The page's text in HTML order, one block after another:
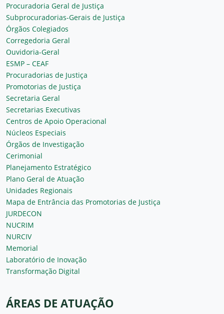
Procuradoria Geral de Justiça
Subprocuradorias-Gerais de Justiça
Órgãos Colegiados
Corregedoria Geral
Ouvidoria-Geral
ESMP – CEAF
Procuradorias de Justiça
Promotorias de Justiça
Secretaria Geral
Secretarias Executivas
Centros de Apoio Operacional
Núcleos Especiais
Órgãos de Investigação
Cerimonial
Planejamento Estratégico
Plano Geral de Atuação
Unidades Regionais
Mapa de Entrância das Promotorias de Justiça
JURDECON
NUCRIM
NURCIV
Memorial
Laboratório de Inovação
Transformação Digital
ÁREAS DE ATUAÇÃO